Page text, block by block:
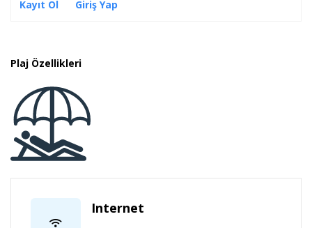
arasında mini club, çeşitli oyunlar, mini disko, hobby club, mini
Çocuklar için su kaydırağı mevcuttur.
Ulu Resort Hotel, Mersin`in Gülnar bölgesinde
bulunmaktadır. Tesis herşey dahil konseptinde hizmet
vermektedir. Ulu Resort Hotel denize sıfır konumuyla
Kayıt Ol
Giriş Yap
Plaj Özellikleri
Internet